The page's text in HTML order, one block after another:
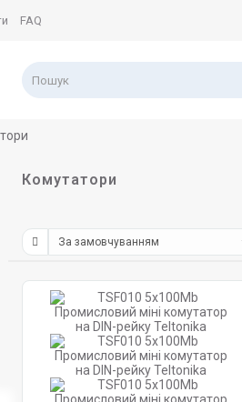
FAQ
Комутатори